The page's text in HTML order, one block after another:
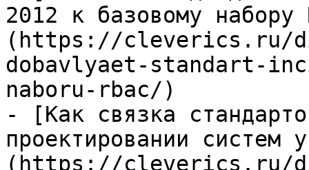
2012 к базовому набору
(https://cleverics.ru/
dobavlyaet-standart-
naboru-rbac/)
- [Как связка
проектировании систем
(https://cleverics.ru/